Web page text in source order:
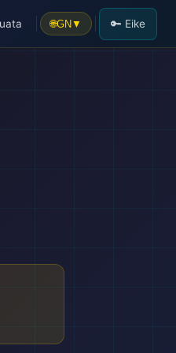
🌐GN▼ 🔑 Eike